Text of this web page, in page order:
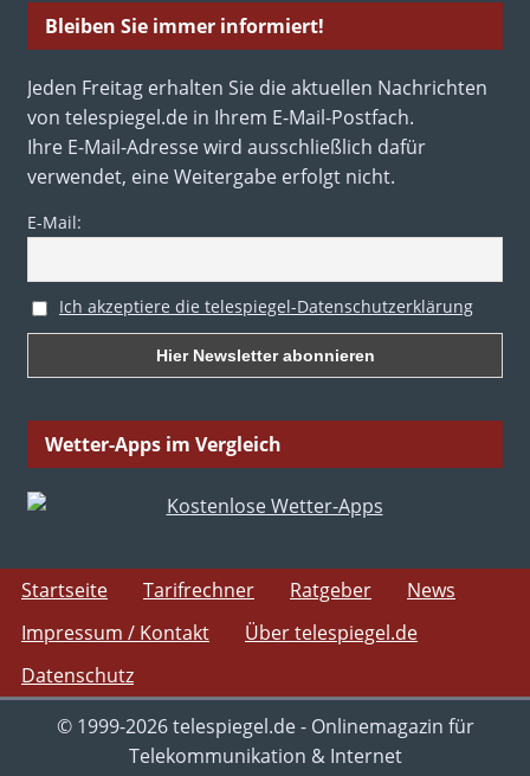
Bleiben Sie immer informiert!
Jeden Freitag erhalten Sie die aktuellen Nachrichten
von telespiegel.de in Ihrem E-Mail-Postfach.
Ihre E-Mail-Adresse wird ausschließlich dafür
verwendet, eine Weitergabe erfolgt nicht.
E-Mail:
Ich akzeptiere die telespiegel-Datenschutzerklärung
Wetter-Apps im Vergleich
Startseite Tarifrechner Ratgeber
News
Impressum / Kontakt
Über telespiegel.de
Datenschutz
© 1999-2026 telespiegel.de - Onlinemagazin für
Telekommunikation & Internet